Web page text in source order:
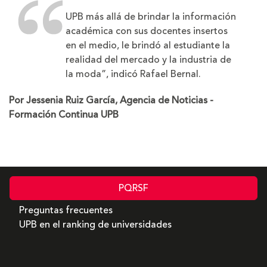
UPB más allá de brindar la información
académica con sus docentes insertos
en el medio, le brindó al estudiante la
realidad del mercado y la industria de
la moda”, indicó Rafael Bernal.
Por Jessenia Ruiz García, Agencia de Noticias -
Formación Continua UPB
PQRSF
Preguntas frecuentes
UPB en el ranking de universidades